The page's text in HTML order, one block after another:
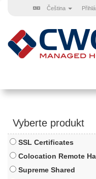
Čeština
Vyberte produkt
SSL Certificates
Colocation Remote
Supreme Shared